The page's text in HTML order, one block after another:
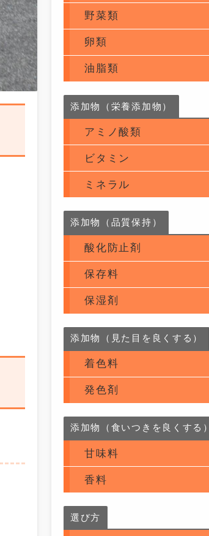
野菜類
卵類
油脂類
添加物（栄養添加物）
アミノ酸類
ビタミン
ミネラル
添加物（品質保持）
酸化防止剤
保存料
保湿剤
添加物（見た目を良くする）
着色料
発色剤
添加物（食いつきを良くする）
甘味料
香料
選び方